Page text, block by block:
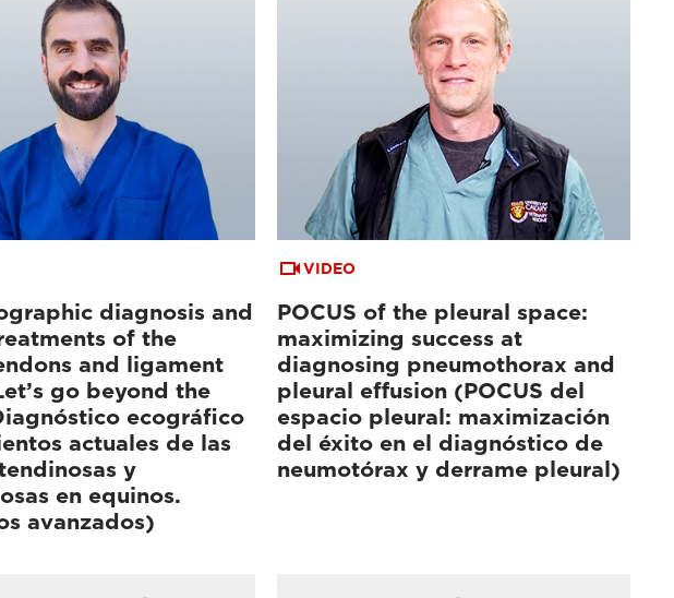
diagnosis and
of the
and ligament
go beyond the
ecográfico
actuales de las
y
en equinos.
avanzados)
VIDEO
POCUS of the pleural space:
maximizing success at
diagnosing pneumothorax and
pleural effusion (POCUS del
espacio pleural: maximización
del éxito en el diagnóstico de
neumotórax y derrame pleural)